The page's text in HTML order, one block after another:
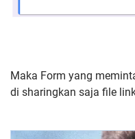
Maka Form yang
di sharingkan saja file